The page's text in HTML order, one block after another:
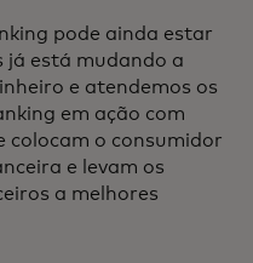
pode ainda estar
já está mudando a
e atendemos os
em ação com
colocam o consumidor
e levam os
a melhores